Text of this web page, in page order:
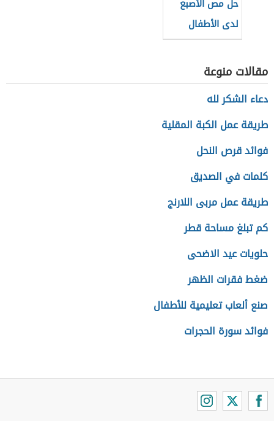
حل مص الأصبع
لدى الأطفال
مقالات منوعة
دعاء الشكر لله
طريقة عمل الكبة المقلية
فوائد قرص النحل
كلمات في الصديق
طريقة عمل مربى اللارنج
كم تبلغ مساحة قطر
حلويات عيد الاضحى
ضغط فقرات الظهر
صنع ألعاب تعليمية للأطفال
فوائد سورة الحجرات